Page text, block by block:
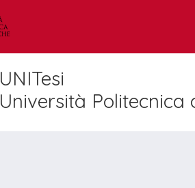
UNITesi
Università Politecnica